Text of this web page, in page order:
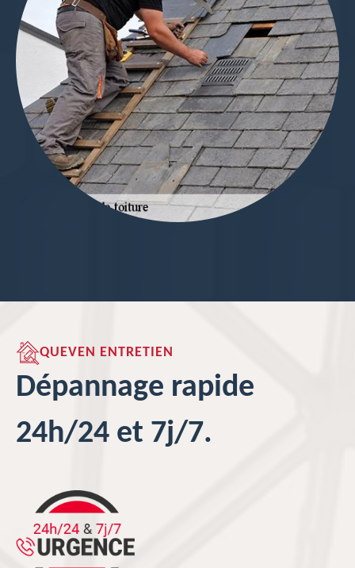
QUEVEN ENTRETIEN
Dépannage rapide
24h/24 et 7j/7.